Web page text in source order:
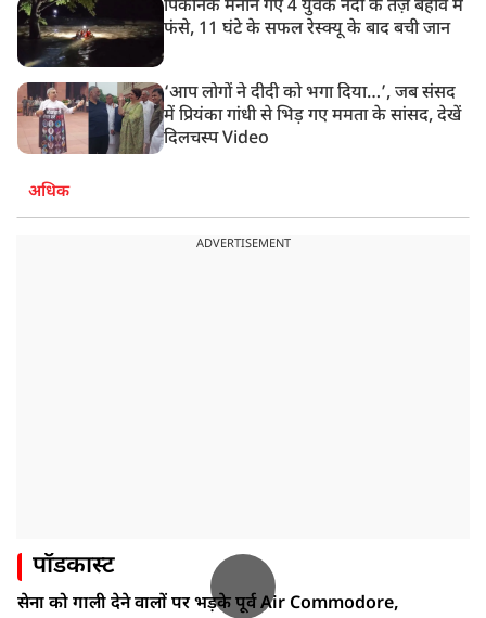
पिकनिक मनाने गए 4 युवक नदी के तेज़ बहाव में
फंसे, 11 घंटे के सफल रेस्क्यू के बाद बची जान
‘आप लोगों ने दीदी को भगा दिया…’, जब संसद
में प्रियंका गांधी से भिड़ गए ममता के सांसद, देखें
दिलचस्प Video
अधिक
ADVERTISEMENT
पॉडकास्ट
सेना को गाली देने वालों पर भड़के पूर्व Air Commodore,